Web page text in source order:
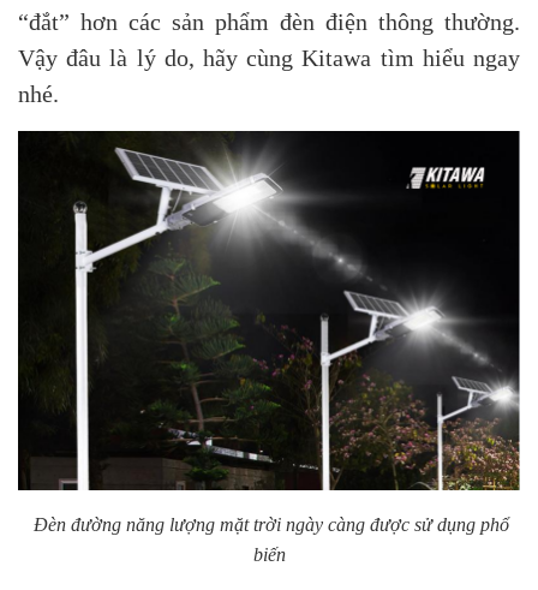
“đắt” hơn các sản phẩm đèn điện thông thường.
Vậy đâu là lý do, hãy cùng Kitawa tìm hiểu ngay
nhé.
Đèn đường năng lượng mặt trời ngày càng được sử dụng phổ
biến